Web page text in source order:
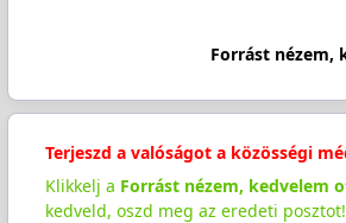
Forrást nézem,
Terjeszd a valóságot a közösségi
Klikkelj a Forrást nézem, kedvelem
kedveld, oszd meg az eredeti posztot!